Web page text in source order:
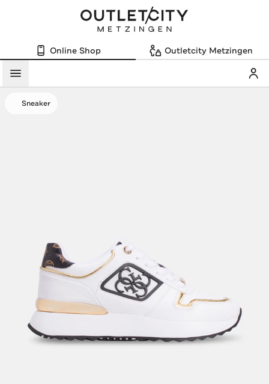
Online Shop Outletcity Metzingen
Menü
Sneaker